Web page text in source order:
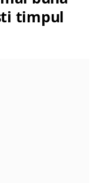
timpul